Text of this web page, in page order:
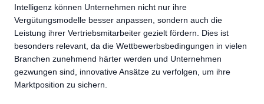
Intelligenz können Unternehmen nicht nur ihre
Vergütungsmodelle besser anpassen, sondern auch die
Leistung ihrer Vertriebsmitarbeiter gezielt fördern. Dies ist
besonders relevant, da die Wettbewerbsbedingungen in vielen
Branchen zunehmend härter werden und Unternehmen
gezwungen sind, innovative Ansätze zu verfolgen, um ihre
Marktposition zu sichern.